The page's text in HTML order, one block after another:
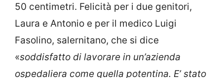
50 centimetri. Felicità per i due genitori,
Laura e Antonio e per il medico Luigi
Fasolino, salernitano, che si dice
«soddisfatto di lavorare in un’azienda
ospedaliera come quella potentina. E’ stato